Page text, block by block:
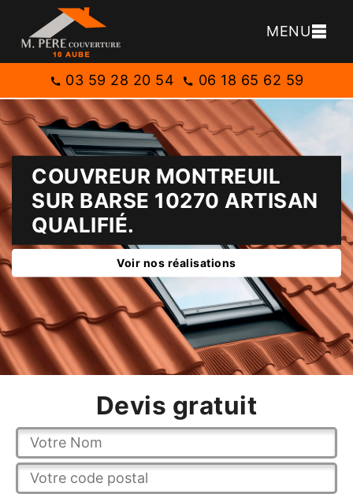
MENU
03 59 28 20 54 06 18 65 62 59
COUVREUR MONTREUIL
SUR BARSE 10270 ARTISAN
QUALIFIÉ.
Voir nos réalisations
Devis gratuit